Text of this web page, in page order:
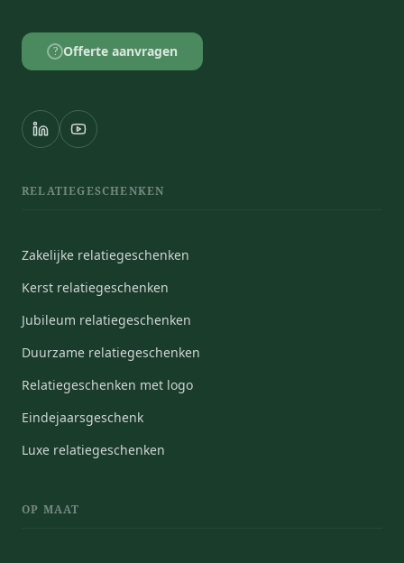
? Offerte aanvragen
RELATIEGESCHENKEN
Zakelijke relatiegeschenken
Kerst relatiegeschenken
Jubileum relatiegeschenken
Duurzame relatiegeschenken
Relatiegeschenken met logo
Eindejaarsgeschenk
Luxe relatiegeschenken
OP MAAT